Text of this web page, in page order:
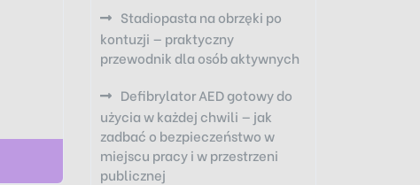
Stadiopasta na obrzęki po
kontuzji — praktyczny
przewodnik dla osób aktywnych
Defibrylator AED gotowy do
użycia w każdej chwili — jak
zadbać o bezpieczeństwo w
miejscu pracy i w przestrzeni
publicznej